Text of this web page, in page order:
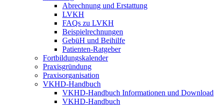
Abrechnung und Erstattung
LVKH
FAQs zu LVKH
Beispielrechnungen
GebüH und Beihilfe
Patienten-Ratgeber
Fortbildungskalender
Praxisgründung
Praxisorganisation
VKHD-Handbuch
VKHD-Handbuch Informationen und Download
VKHD-Handbuch